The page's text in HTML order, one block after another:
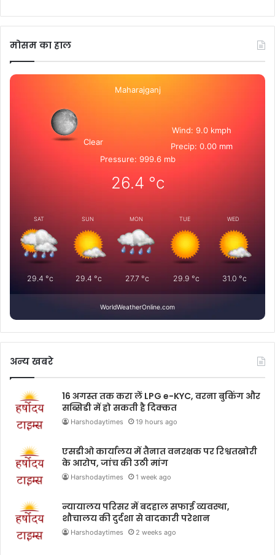
मोसम का हाल
Maharajganj
Clear
Wind: 9.0 kmph
Precip: 0.00 mm
Pressure: 999.6 mb
26.4 °c
SAT
29.4 °c
SUN
29.4 °c
MON
27.7 °c
TUE
29.9 °c
WED
31.0 °c
WorldWeatherOnline.com
अन्य खबरे
16 अगस्त तक करा लें LPG e-KYC, वरना बुकिंग और
सब्सिडी में हो सकती है दिक्कत
Harshodaytimes 19 hours ago
एसडीओ कार्यालय में तैनात वनरक्षक पर रिश्वतखोरी
के आरोप, जांच की उठी मांग
Harshodaytimes 1 week ago
न्यायालय परिसर में बदहाल सफाई व्यवस्था,
शौचालय की दुर्दशा से वादकारी परेशान
Harshodaytimes 2 weeks ago